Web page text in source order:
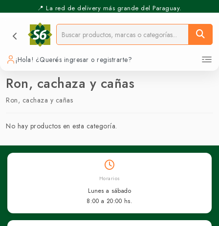
📍 La red de delivery más grande del Paraguay.
¡Hola! ¿Querés ingresar o registrarte?
Ron, cachaza y cañas
Ron, cachaza y cañas
No hay productos en esta categoría.
Horarios
Lunes a sábado
8:00 a 20:00 hs.